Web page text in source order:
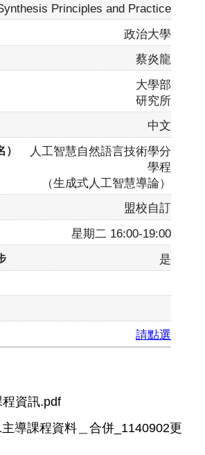
Principles and Practice
政治大學
蔡炎龍
大學部
研究所
中文
人工智慧自然語言技術學分
學程
（生成式人工智慧導論）
盟校自訂
星期二 16:00-19:00
是
請點選
資訊.pdf
導課程資料＿合併_1140902更